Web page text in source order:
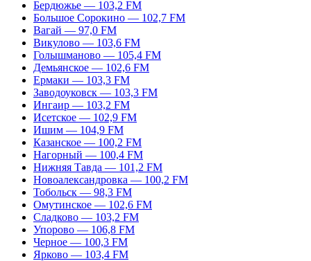
Бердюжье — 103,2 FM
Большое Сорокино — 102,7 FM
Вагай — 97,0 FM
Викулово — 103,6 FM
Голышманово — 105,4 FM
Демьянское — 102,6 FM
Ермаки — 103,3 FM
Заводоуковск — 103,3 FM
Ингаир — 103,2 FM
Исетское — 102,9 FM
Ишим — 104,9 FM
Казанское — 100,2 FM
Нагорный — 100,4 FM
Нижняя Тавда — 101,2 FM
Новоалександровка — 100,2 FM
Тобольск — 98,3 FM
Омутинское — 102,6 FM
Сладково — 103,2 FM
Упорово — 106,8 FM
Черное — 100,3 FM
Ярково — 103,4 FM